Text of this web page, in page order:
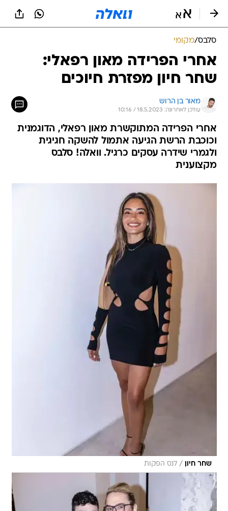
סלבס/מקומי
אחרי הפרידה מאון רפאלי:
שחר חיון מפזרת חיוכים
מאור בן הרוש
עודכן לאחרונה: 18.5.2023 / 10:16
אחרי הפרידה המתוקשרת מאון רפאלי, הדוגמנית
וכוכבת הרשת הגיעה אתמול להשקה חגיגית
ולגמרי שידרה עסקים כרגיל. וואלה! סלבס
מקצוענית
שחר חיון / לנס הפקות